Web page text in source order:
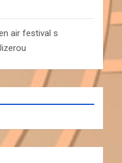
air festival s